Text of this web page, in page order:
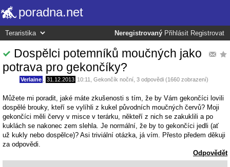
poradna.net
Neregistrovaný Přihlásit Registrovat
Dospělci potemníků moučných jako
potrava pro gekončíky?
Verlaine 31.12.2013 10:11 Gekončík noční , 3 odpovědi (1660 zobrazení)
Můžete mi poradit, jaké máte zkušenosti s tím, že by Vám gekončíci lovili
dospělé brouky, kteří se vylíhli z kukel původních moučných červů? Moji
gekončíci měli červy v misce v terárku, někteří z nich se zakuklili a po
kuklách se nakonec zem slehla. Je normální, že by to gekončíci jedli (ať
už kukly nebo dospělce)? Asi triviální otázka, já vím. Přesto předem děkuji
za odpovědi.
Odpovědět